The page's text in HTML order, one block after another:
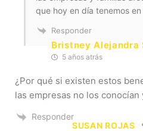
que hoy en día tenemos
Responder
Bristney Alejandra
5 años atrás
¿Por qué si existen estos
las empresas no los
Responder
SUSAN ROJAS